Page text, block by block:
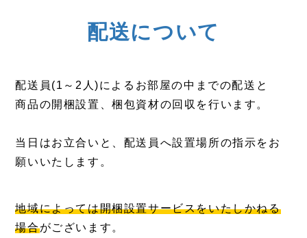
配送について
配送員(1～2人)によるお部屋の中までの配送と
商品の開梱設置、梱包資材の回収を行います。
当日はお立合いと、配送員へ設置場所の指示をお
願いいたします。
地域によっては開梱設置サービスをいたしかねる
場合がございます。